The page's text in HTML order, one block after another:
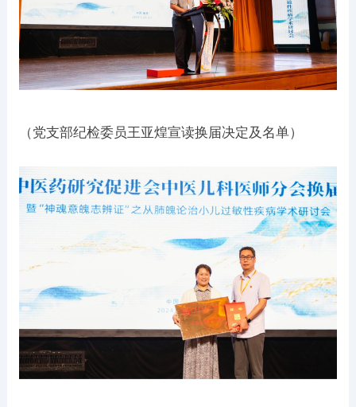
（党支部纪检委员王亚煌宣读换届决定及名单）